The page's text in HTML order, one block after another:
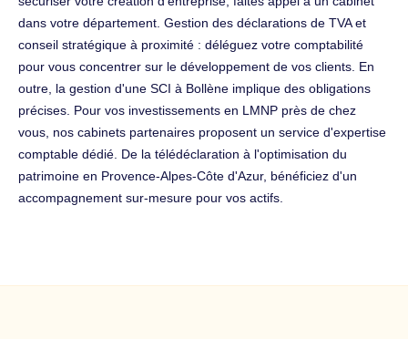
dans votre département. Gestion des déclarations de TVA et
conseil stratégique à proximité : déléguez votre comptabilité
pour vous concentrer sur le développement de vos clients. En
outre, la gestion d'une SCI à Bollène implique des obligations
précises. Pour vos investissements en LMNP près de chez
vous, nos cabinets partenaires proposent un service d'expertise
comptable dédié. De la télédéclaration à l'optimisation du
patrimoine en Provence-Alpes-Côte d'Azur, bénéficiez d'un
accompagnement sur-mesure pour vos actifs.